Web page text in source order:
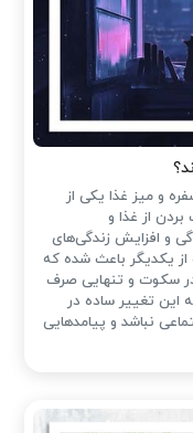
و میز غذا یکی از
از غذا و
و افزایش زندگی‌های
از یکدیگر باعث شده که
در سکوت و تنهایی صرف
این تغییر ساده در
نباشد و پیامدهایی